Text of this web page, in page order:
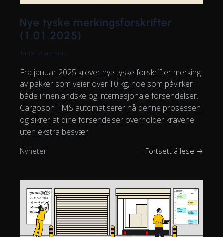
Nye tyske merkingsforskrifter
(1.01.2025)
Tanel Vaarmann
Fra januar 2025 krever nye tyske forskrifter merking
av pakker som veier over 10 kg, noe som påvirker
både innenlandske og internasjonale forsendelser.
Cargoson TMS automatiserer nå denne prosessen
og sikrer at dine forsendelser overholder kravene
uten ekstra besvær.
Nyheter Fortsett å lese →